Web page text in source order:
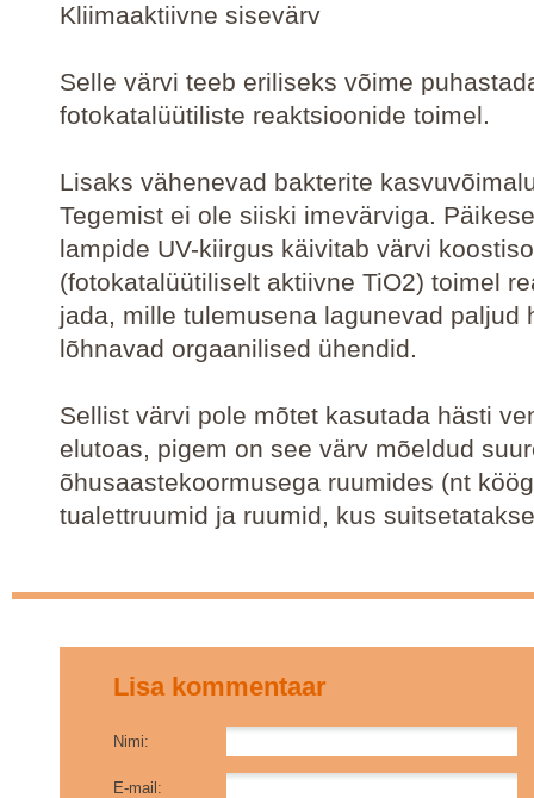
Kliimaaktiivne sisevärv
Selle värvi teeb eriliseks võime
fotokatalüütiliste reaktsioonide toimel.
Lisaks vähenevad bakterite
Tegemist ei ole siiski imevärviga.
lampide UV-kiirgus käivitab värvi
(fotokatalüütiliselt aktiivne TiO2) toimel
jada, mille tulemusena lagunevad paljud
lõhnavad orgaanilised ühendid.
Sellist värvi pole mõtet kasutada hästi
elutoas, pigem on see värv mõeldud
õhusaastekoormusega ruumides (nt
tualettruumid ja ruumid, kus
Lisa kommentaar
Nimi:
E-mail: